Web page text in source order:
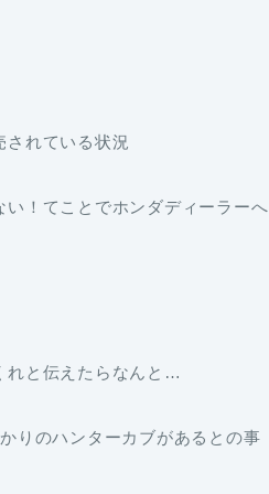
されている状況
！てことでホンダディーラーへ
れと伝えたらなんと…
りのハンターカブがあるとの事